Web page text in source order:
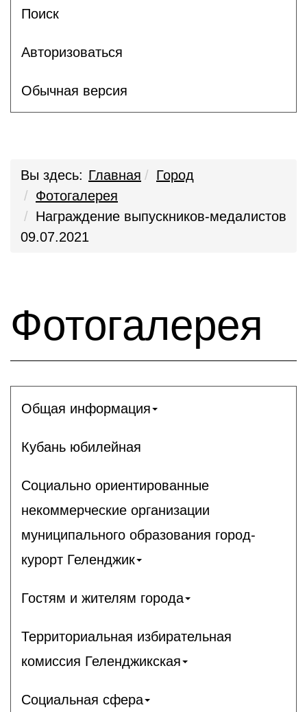
Поиск
Авторизоваться
Обычная версия
Вы здесь: Главная
Город
Фотогалерея
Награждение выпускников-медалистов
09.07.2021
Фотогалерея
Общая информация
Кубань юбилейная
Социально ориентированные
некоммерческие организации
муниципального образования город-
курорт Геленджик
Гостям и жителям города
Территориальная избирательная
комиссия Геленджикcкая
Социальная сфера